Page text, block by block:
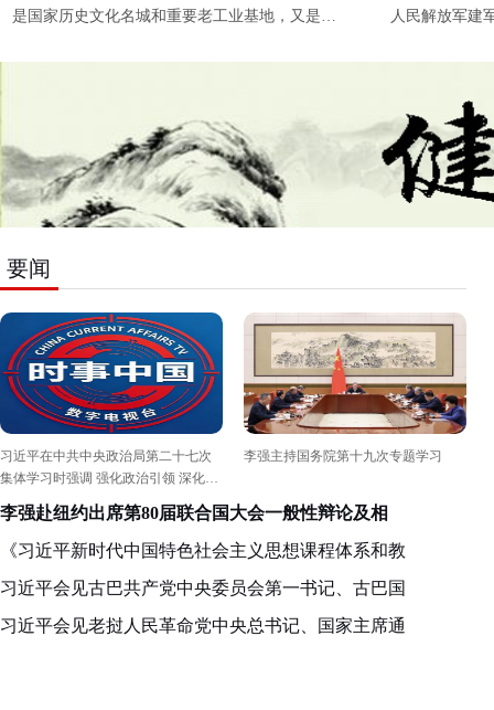
是国家历史文化名城和重要老工业基地，又是黑
国绿色食品之都、国际烤肉美食之都等称号，是
国家重要的商品粮基地、畜牧业基地和生态旅游
目的地城市，国家“一带一路”节点城市。从生态
风光、千年文脉、市井烟火，产业升级的脉络徐
徐铺陈。从灵鹤栖居的生态画卷，到薪火相传的
匠心坚守，到动能澎湃的创新浪潮，用温情讲述
城市变迁，生动诠释以文化凝聚力量，以创意赋
人民解放军建
络总站、省军
鼎力支持。活
全国最美退役
型及关爱老兵
人李华明、王宝臣等。 汇演
军模走秀、原
番上演，深情歌
中，相关负责
未来。本次汇
量，厚植了拥
要闻
习近平在中共中央政治局第二十七次
集体学习时强调 强化政治引领 深化创
新发展 高质量推进国防和军队现代
李强主持国务院第十九次专题学习
李强赴纽约出席第80届联合国大会一般性辩论及相
《习近平新时代中国特色社会主义思想课程体系和教
习近平会见古巴共产党中央委员会第一书记、古巴国
习近平会见老挝人民革命党中央总书记、国家主席通